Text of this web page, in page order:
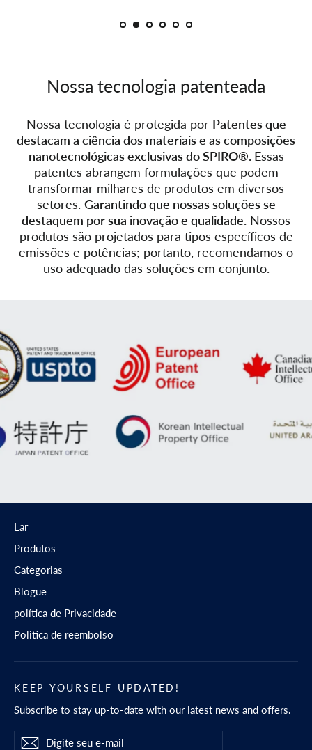
Nossa tecnologia patenteada
Nossa tecnologia é protegida por Patentes que
destacam a ciência dos materiais e as composições
nanotecnológicas exclusivas do SPIRO®. Essas
patentes abrangem formulações que podem
transformar milhares de produtos em diversos
setores. Garantindo que nossas soluções se
destaquem por sua inovação e qualidade. Nossos
produtos são projetados para tipos específicos de
emissões e potências; portanto, recomendamos o
uso adequado das soluções em conjunto.
Lar
Produtos
Categorias
Blogue
política de Privacidade
Politica de reembolso
KEEP YOURSELF UPDATED!
Subscribe to stay up-to-date with our latest news and offers.
Digite
seu
Inscrever-
se
Inscrever-